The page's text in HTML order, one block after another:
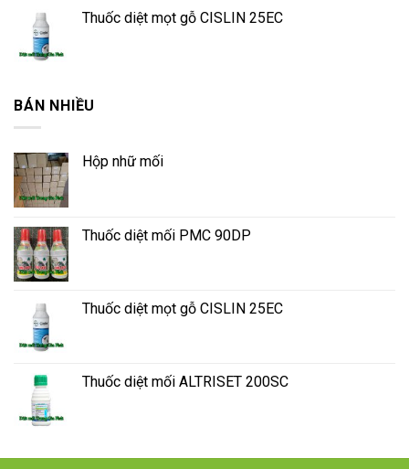
Thuốc diệt mọt gỗ CISLIN 25EC
BÁN NHIỀU
Hộp nhữ mối
Thuốc diệt mối PMC 90DP
Thuốc diệt mọt gỗ CISLIN 25EC
Thuốc diệt mối ALTRISET 200SC